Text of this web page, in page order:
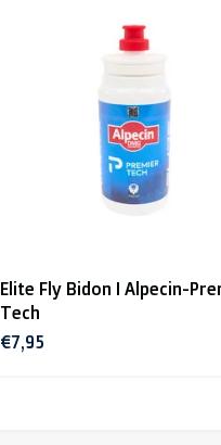
Elite Fly Bidon I Alpecin-
Tech
€7,95